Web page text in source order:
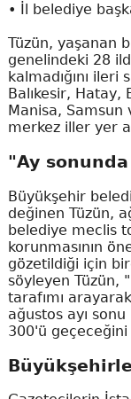
• İl belediye
Tüzün, yaşanan
genelindeki 28
kalmadığını
Balıkesir,
Manisa,
merkez iller yer
"Ay
Büyükşehir
değinen Tüzün,
belediye meclis
korunmasının
gözetildiği için
söyleyen Tüzün,
tarafımı
ağustos ayı sonu
300'ü